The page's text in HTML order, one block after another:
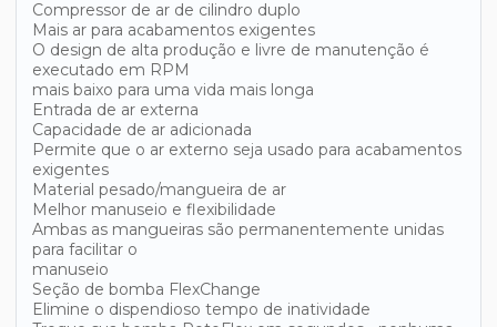
Compressor de ar de cilindro duplo
Mais ar para acabamentos exigentes
O design de alta produção e livre de manutenção é
executado em RPM
mais baixo para uma vida mais longa
Entrada de ar externa
Capacidade de ar adicionada
Permite que o ar externo seja usado para acabamentos
exigentes
Material pesado/mangueira de ar
Melhor manuseio e flexibilidade
Ambas as mangueiras são permanentemente unidas
para facilitar o
manuseio
Seção de bomba FlexChange
Elimine o dispendioso tempo de inatividade